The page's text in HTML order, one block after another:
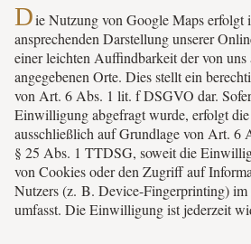
Die Nutzung von Google Maps erfolgt
ansprechenden Darstellung unserer
einer leichten Auffindbarkeit der von uns
angegebenen Orte. Dies stellt ein
von Art. 6 Abs. 1 lit. f DSGVO dar.
Einwilligung abgefragt wurde, erfolgt
ausschließlich auf Grundlage von Art. 6
§ 25 Abs. 1 TTDSG, soweit die
von Cookies oder den Zugriff auf
Nutzers (z. B. Device-Fingerprinting)
umfasst. Die Einwilligung ist jederzeit